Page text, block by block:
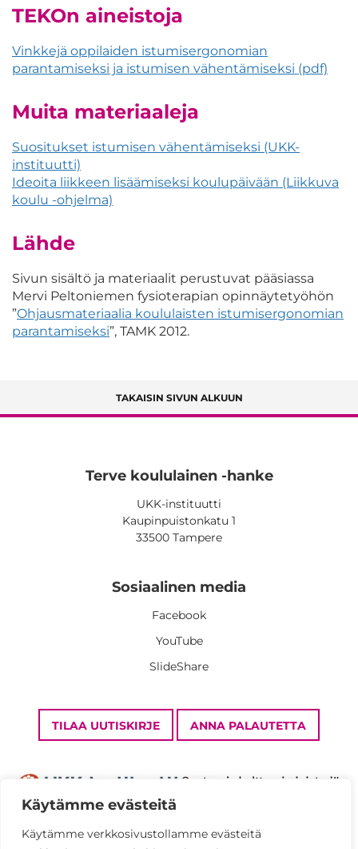
Käytämme evästeitä
Käytämme verkkosivustollamme evästeitä
TEKOn aineistoja
Vinkkejä oppilaiden istumisergonomian
parantamiseksi ja istumisen vähentämiseksi (pdf)
Muita materiaaleja
Suositukset istumisen vähentämiseksi (UKK-
instituutti)
Ideoita liikkeen lisäämiseksi koulupäivään (Liikkuva
koulu -ohjelma)
Lähde
Sivun sisältö ja materiaalit perustuvat pääsiassa
Mervi Peltoniemen fysioterapian opinnäytetyöhön
”Ohjausmateriaalia koululaisten istumisergonomian
parantamiseksi”, TAMK 2012.
TAKAISIN SIVUN ALKUUN
Terve koululainen -hanke
UKK-instituutti
Kaupinpuistonkatu 1
33500 Tampere
Sosiaalinen media
Facebook
YouTube
SlideShare
TILAA UUTISKIRJE ANNA PALAUTETTA